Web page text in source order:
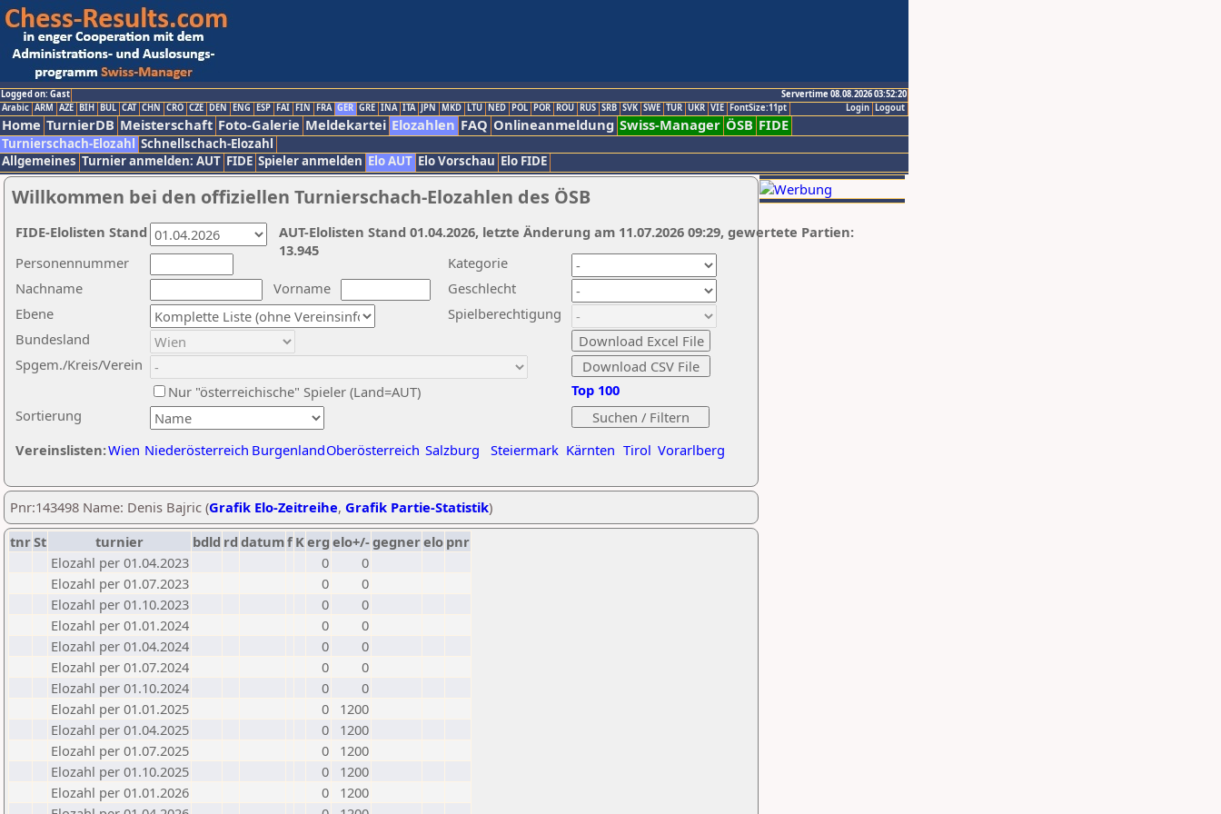
Logged on: Gast
Servertime 08.08.2026 03:52:20
Logout
Login
Arabic ARM AZE BIH BUL CAT CHN CRO CZE DEN ENG ESP FAI FIN FRA GER GRE INA ITA JPN MKD LTU NED POL POR ROU RUS SRB SVK SWE TUR UKR VIE FontSize:11pt
Home TurnierDB Meisterschaft Foto-Galerie Meldekartei Elozahlen FAQ Onlineanmeldung Swiss-Manager ÖSB FIDE
Turnierschach-Elozahl Schnellschach-Elozahl
Allgemeines Turnier anmelden: AUT FIDE Spieler anmelden Elo AUT Elo Vorschau Elo FIDE
Willkommen bei den offiziellen Turnierschach-Elozahlen des ÖSB
Nachname
Vorname
Ebene
Kategorie
Sortierung
Personennummer
Bundesland
Spgem./Kreis/Verein
Geschlecht
Nur "österreichische" Spieler (Land=AUT)
Spielberechtigung
Vereinslisten:Wien Niederösterreich BurgenlandOberösterreich Salzburg Steiermark Kärnten Tirol Vorarlberg
Top 100
AUT-Elolisten Stand 01.04.2026, letzte Änderung am 11.07.2026 09:29, gewertete Partien:
13.945
FIDE-Elolisten Stand
Pnr:143498 Name: Denis Bajric (Grafik Elo-Zeitreihe, Grafik Partie-Statistik)
tnrSt turnier bdld rd datumf Kerg elo+/-gegnerelo pnr
Elozahl per 01.04.2023
0
0
Elozahl per 01.07.2023
0
0
Elozahl per 01.10.2023
0
0
Elozahl per 01.01.2024
0
0
Elozahl per 01.04.2024
0
0
Elozahl per 01.07.2024
0
0
Elozahl per 01.10.2024
0
0
Elozahl per 01.01.2025
0
1200
Elozahl per 01.04.2025
0
1200
Elozahl per 01.07.2025
0
1200
Elozahl per 01.10.2025
0
1200
Elozahl per 01.01.2026
0
1200